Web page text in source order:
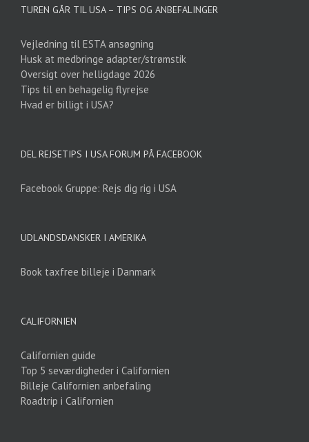
TUREN GÅR TIL USA – TIPS OG ANBEFALINGER
Vejledning til ESTA ansøgning
Husk at medbringe adapter/strømstik
Oversigt over helligdage 2026
Tips til en behagelig flyrejse
Hvad er billigt i USA?
DEL REJSETIPS I USA FORUM PÅ FACEBOOK
Facebook Gruppe: Rejs dig rig i USA
UDLANDSDANSKER I AMERIKA
Book taxfree billeje i Danmark
CALIFORNIEN
Californien guide
Top 5 seværdigheder i Californien
Billeje Californien anbefaling
Roadtrip i Californien